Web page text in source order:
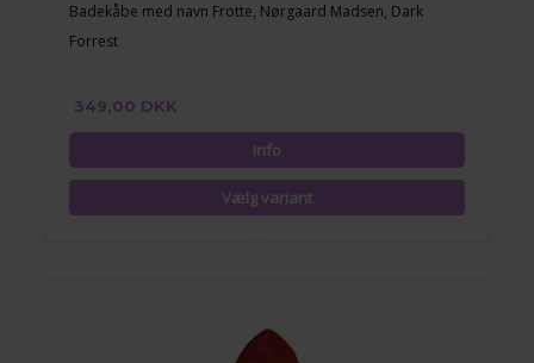
Badekåbe med navn Frotte, Nørgaard Madsen, Dark
Forrest
349,00 DKK